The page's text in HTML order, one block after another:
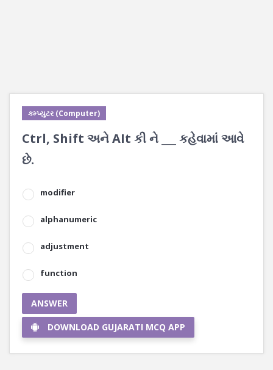
કમ્પ્યુટર (Computer)
Ctrl, Shift અને AIt કી ને ___ કહેવામાં આવે
છે.
modifier
alphanumeric
adjustment
function
ANSWER
DOWNLOAD GUJARATI MCQ APP